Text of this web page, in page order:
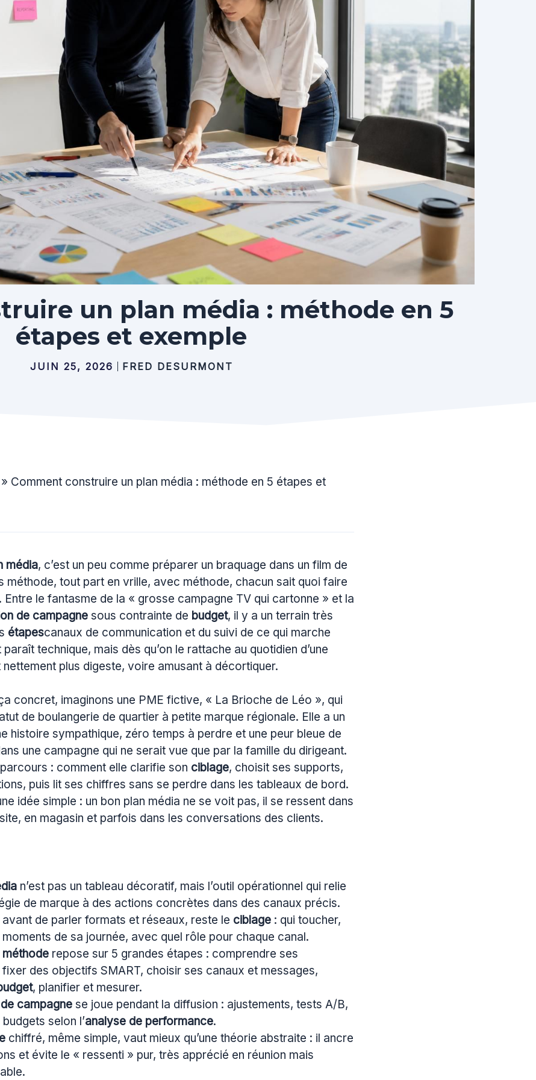
un plan média : méthode en 5
étapes et exemple
JUIN 25, 2026 FRED DESURMONT
» Comment construire un plan média : méthode en 5 étapes et
média, c’est un peu comme préparer un braquage dans un film de
méthode, tout part en vrille, avec méthode, chacun sait quoi faire
Entre le fantasme de la « grosse campagne TV qui cartonne » et la
de campagne sous contrainte de budget, il y a un terrain très
étapescanaux de communication et du suivi de ce qui marche
technique, mais dès qu’on le rattache au quotidien d’une
nettement plus digeste, voire amusant à décortiquer.
concret, imaginons une PME fictive, « La Brioche de Léo », qui
de boulangerie de quartier à petite marque régionale. Elle a un
histoire sympathique, zéro temps à perdre et une peur bleue de
une campagne qui ne serait vue que par la famille du dirigeant.
: comment elle clarifie son ciblage, choisit ses supports,
puis lit ses chiffres sans se perdre dans les tableaux de bord.
idée simple : un bon plan média ne se voit pas, il se ressent dans
en magasin et parfois dans les conversations des clients.
n’est pas un tableau décoratif, mais l’outil opérationnel qui relie
de marque à des actions concrètes dans des canaux précis.
de parler formats et réseaux, reste le ciblage : qui toucher,
moments de sa journée, avec quel rôle pour chaque canal.
méthode repose sur 5 grandes étapes : comprendre ses
fixer des objectifs SMART, choisir ses canaux et messages,
, planifier et mesurer.
campagne se joue pendant la diffusion : ajustements, tests A/B,
selon l’analyse de performance.
chiffré, même simple, vaut mieux qu’une théorie abstraite : il ancre
et évite le « ressenti » pur, très apprécié en réunion mais